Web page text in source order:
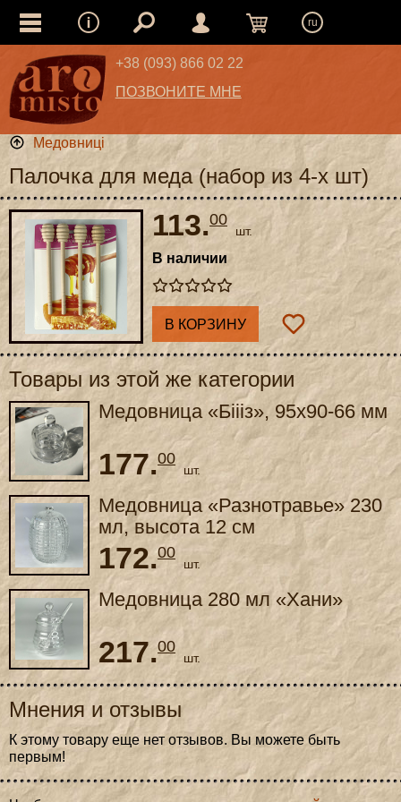
ru
+38 (093) 866 02 22
ПОЗВОНИТЕ МНЕ
Медовниці
Палочка для меда (набор из 4-х шт)
113.00
шт.
В наличии
В КОРЗИНУ
Товары из этой же категории
Медовница «Біііз», 95x90-66 мм
177.00
шт.
Медовница «Разнотравье» 230
мл, высота 12 см
172.00
шт.
Медовница 280 мл «Хани»
217.00
шт.
Мнения и отзывы
К этому товару еще нет отзывов. Вы можете быть
первым!